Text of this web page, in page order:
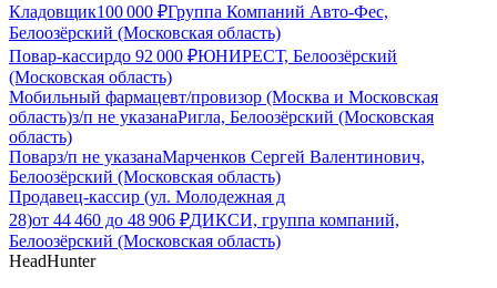
Кладовщик100 000 ₽Группа Компаний Авто-Фес,
Белоозёрский (Московская область)
Повар-кассирдо 92 000 ₽ЮНИРЕСТ, Белоозёрский
(Московская область)
Мобильный фармацевт/провизор (Москва и Московская
область)з/п не указанаРигла, Белоозёрский (Московская
область)
Поварз/п не указанаМарченков Сергей Валентинович,
Белоозёрский (Московская область)
Продавец-кассир (ул. Молодежная д
28)от 44 460 до 48 906 ₽ДИКСИ, группа компаний,
Белоозёрский (Московская область)
HeadHunter